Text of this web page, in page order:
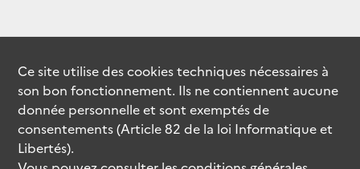
Ce site utilise descookiestechniques nécessaires à
son bon fonctionnement. Ils ne contiennent aucune
donnée personnelle et sont exemptés de
consentements (Article 82 de la loi Informatique et
Libertés).